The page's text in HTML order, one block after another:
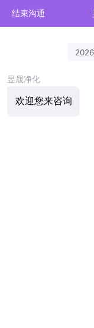
结束沟通
昱晟净化
欢迎您来咨询